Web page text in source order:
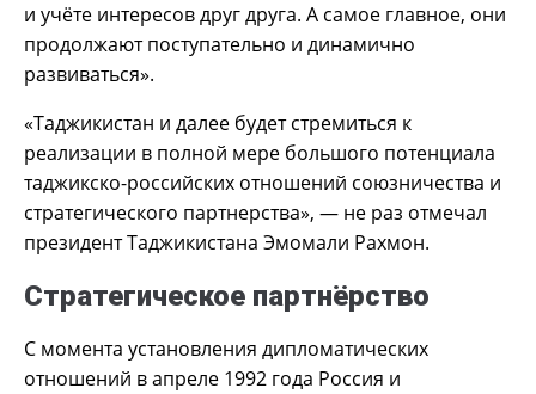
и учёте интересов друг друга. А самое главное, они
продолжают поступательно и динамично
развиваться».
«Таджикистан и далее будет стремиться к
реализации в полной мере большого потенциала
таджикско-российских отношений союзничества и
стратегического партнерства», — не раз отмечал
президент Таджикистана Эмомали Рахмон.
Стратегическое партнёрство
С момента установления дипломатических
отношений в апреле 1992 года Россия и